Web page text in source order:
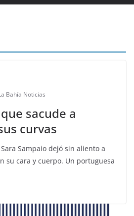
Bahía Noticias
sacude a
curvas
Sampaio dejó sin aliento a
su cara y cuerpo. Un portuguesa